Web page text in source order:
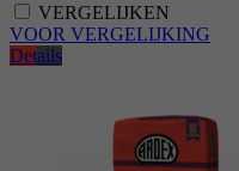
VERGELIJKEN
VOOR VERGELIJKING
Details